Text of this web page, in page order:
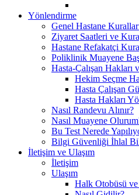
Yönlendirme
Genel Hastane
Ziyaret Saatleri ve
Hastane Refakatçi
Poliklinik Muayene
Hasta-Çalışan Hakları
Hekim Seçme
Hasta Çalışan
Hasta Hakları
Nasıl Randevu Alınır?
Nasıl Muayene
Bu Test Nerede
Bilgi Güvenliği İhlal
İletişim ve Ulaşım
İletişim
Ulaşım
Halk Otobüsü